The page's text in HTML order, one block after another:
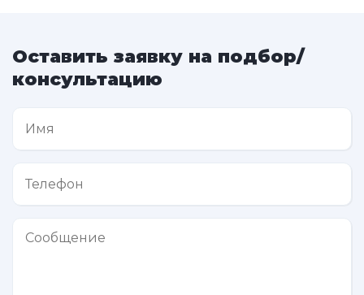
Оставить заявку на подбор/
консультацию